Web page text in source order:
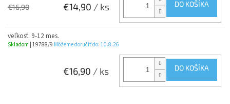
€16,90 €14,90 / ks DO KOŠÍKA
veľkosť: 9-12 mes.
Skladom | 19788/9 Môžeme doručiť do: 10.8.26
€16,90 / ks DO KOŠÍKA